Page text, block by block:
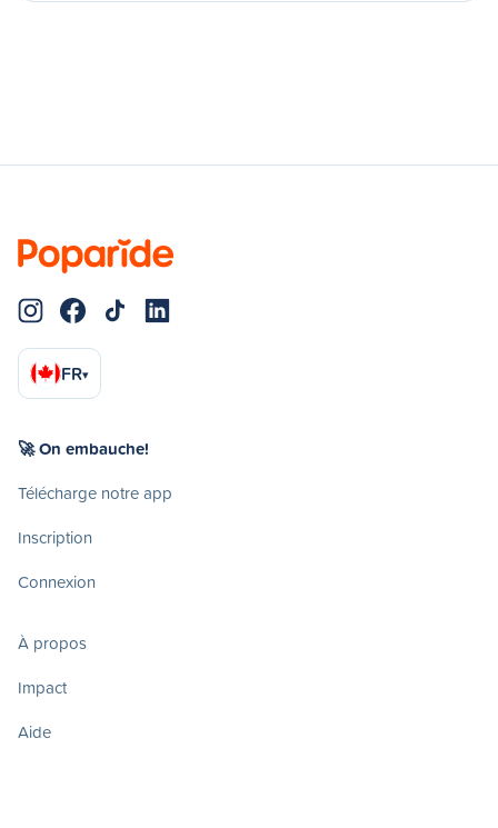
FR▾
🚀 On embauche!
Télécharge notre app
Inscription
Connexion
À propos
Impact
Aide